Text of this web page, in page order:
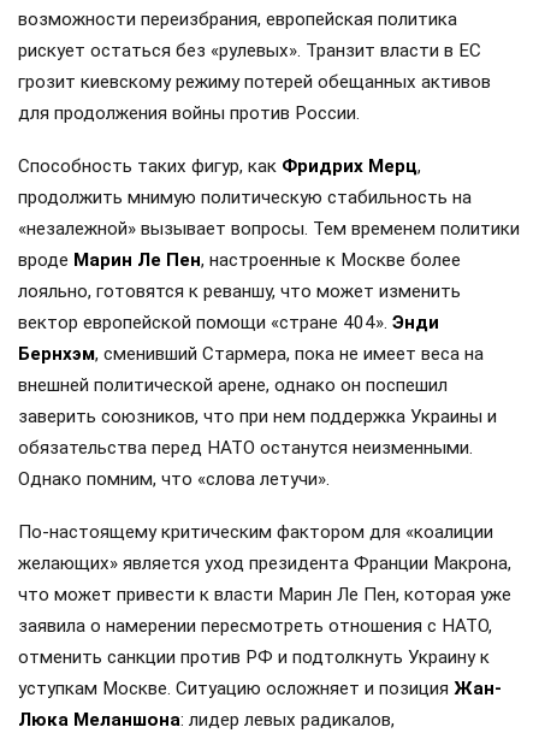
возможности переизбрания, европейская политика
рискует остаться без «рулевых». Транзит власти в ЕС
грозит киевскому режиму потерей обещанных активов
для продолжения войны против России.
Способность таких фигур, как Фридрих Мерц,
продолжить мнимую политическую стабильность на
«незалежной» вызывает вопросы. Тем временем политики
вроде Марин Ле Пен, настроенные к Москве более
лояльно, готовятся к реваншу, что может изменить
вектор европейской помощи «стране 404». Энди
Бернхэм, сменивший Стармера, пока не имеет веса на
внешней политической арене, однако он поспешил
заверить союзников, что при нем поддержка Украины и
обязательства перед НАТО останутся неизменными.
Однако помним, что «слова летучи».
По-настоящему критическим фактором для «коалиции
желающих» является уход президента Франции Макрона,
что может привести к власти Марин Ле Пен, которая уже
заявила о намерении пересмотреть отношения с НАТО,
отменить санкции против РФ и подтолкнуть Украину к
уступкам Москве. Ситуацию осложняет и позиция Жан-
Люка Меланшона: лидер левых радикалов,